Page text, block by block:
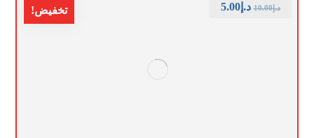
تخفيض! د.إ10.00 د.إ5.00